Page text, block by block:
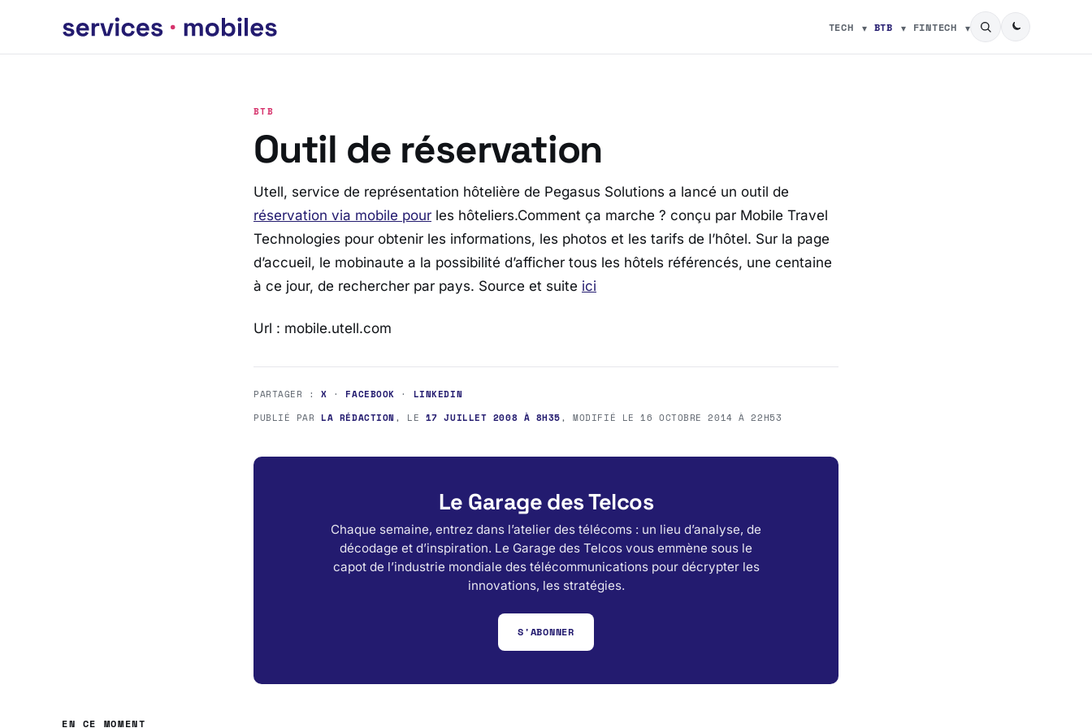
TECH BTB FINTECH
BTB
Outil de réservation
Utell, service de représentation hôtelière de Pegasus Solutions a lancé un outil de
réservation via mobile pour les hôteliers.Comment ça marche ? conçu par Mobile Travel
Technologies pour obtenir les informations, les photos et les tarifs de l’hôtel. Sur la page
d’accueil, le mobinaute a la possibilité d’afficher tous les hôtels référencés, une centaine
à ce jour, de rechercher par pays. Source et suite ici
Url : mobile.utell.com
PARTAGER :X · FACEBOOK · LINKEDIN
PUBLIÉ PAR LA RÉDACTION , LE 17 JUILLET 2008 À 8H35, MODIFIÉ LE16 OCTOBRE 2014 À 22H53
Le Garage des Telcos
Chaque semaine, entrez dans l’atelier des télécoms : un lieu d’analyse, de
décodage et d’inspiration. Le Garage des Telcos vous emmène sous le
capot de l’industrie mondiale des télécommunications pour décrypter les
innovations, les stratégies.
S'ABONNER
EN CE MOMENT